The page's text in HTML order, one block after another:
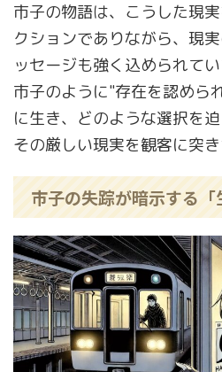
市子の物語は、こうした現
クションでありながら、現
ッセージも強く込められてい
市子のように"存在を認めら
に生き、どのような選択を
その厳しい現実を観客に突き
市子の失踪が暗示する「